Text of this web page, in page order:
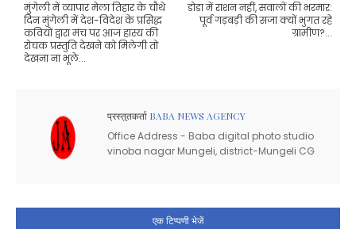
डोडा में राशन नहीं, सवालों की भरमार:
पूर्व गड़बड़ी की सजा क्यों भुगत रहे
ग्रामीण?...
मुंगेली में व्यापार मेला तिहार के चौथे
दिन मुंगेली में देश-विदेश के प्रसिद्ध
कवियों द्वारा मंच पर आज हास्य की
रोचक प्रस्तुति देखने को मिलेगी तो
देखना ना भूले...
प्रस्तुतकर्ता BABA NEWS AGENCY
Office Address - Baba digital photo studio
vinoba nagar Mungeli, district-Mungeli CG
एक टिप्पणी भेजें